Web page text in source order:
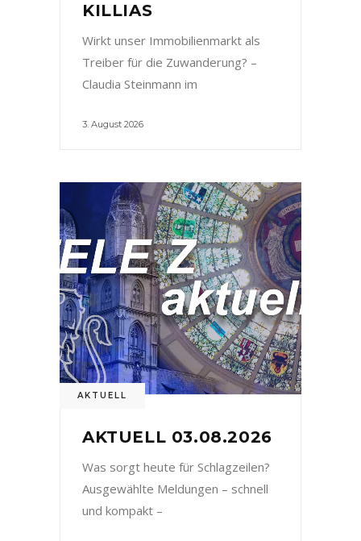
KILLIAS
Wirkt unser Immobilienmarkt als
Treiber für die Zuwanderung? –
Claudia Steinmann im
3. August 2026
AKTUELL
AKTUELL 03.08.2026
Was sorgt heute für Schlagzeilen?
Ausgewählte Meldungen – schnell
und kompakt –